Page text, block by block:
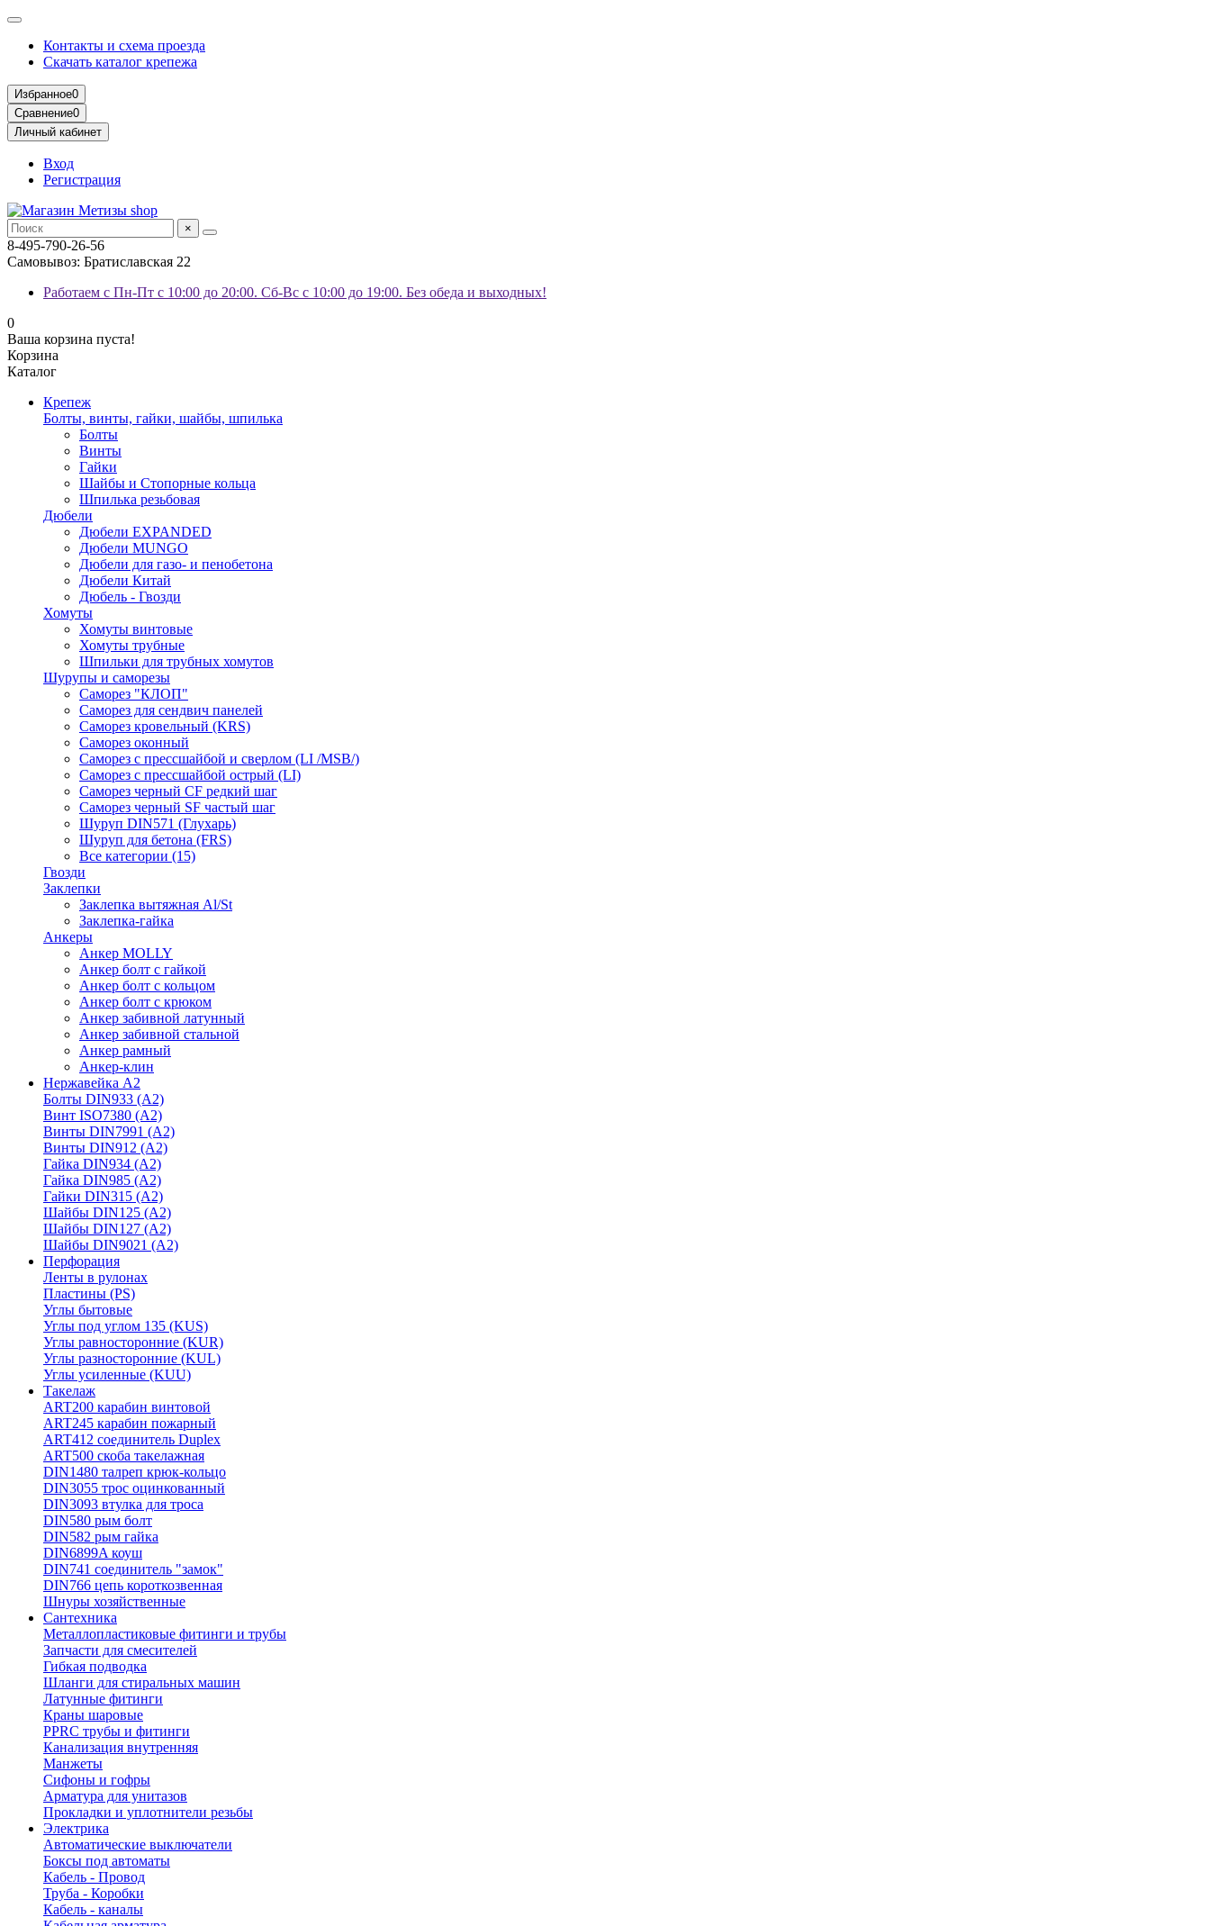
Контакты и схема проезда
Скачать каталог крепежа
Избранное0
Сравнение0
Личный кабинет
Вход
Регистрация
×
8-495-790-26-56
Самовывоз: Братиславская 22
Работаем с Пн-Пт с 10:00 до 20:00. Сб-Вс с 10:00 до 19:00. Без обеда и выходных!
0
Ваша корзина пуста!
Корзина
Каталог
Крепеж
Болты, винты, гайки, шайбы, шпилька
Болты
Винты
Гайки
Шайбы и Стопорные кольца
Шпилька резьбовая
Дюбели
Дюбели EXPANDED
Дюбели MUNGO
Дюбели для газо- и пенобетона
Дюбели Китай
Дюбель - Гвозди
Хомуты
Хомуты винтовые
Хомуты трубные
Шпильки для трубных хомутов
Шурупы и саморезы
Саморез "КЛОП"
Саморез для сендвич панелей
Саморез кровельный (KRS)
Саморез оконный
Саморез с прессшайбой и сверлом (LI /MSB/)
Саморез с прессшайбой острый (LI)
Саморез черный CF редкий шаг
Саморез черный SF частый шаг
Шуруп DIN571 (Глухарь)
Шуруп для бетона (FRS)
Все категории (15)
Гвозди
Заклепки
Заклепка вытяжная Al/St
Заклепка-гайка
Анкеры
Анкер MOLLY
Анкер болт с гайкой
Анкер болт с кольцом
Анкер болт с крюком
Анкер забивной латунный
Анкер забивной стальной
Анкер рамный
Анкер-клин
Нержавейка А2
Болты DIN933 (A2)
Винт ISO7380 (A2)
Винты DIN7991 (A2)
Винты DIN912 (A2)
Гайка DIN934 (A2)
Гайка DIN985 (A2)
Гайки DIN315 (A2)
Шайбы DIN125 (A2)
Шайбы DIN127 (A2)
Шайбы DIN9021 (A2)
Перфорация
Ленты в рулонах
Пластины (PS)
Углы бытовые
Углы под углом 135 (KUS)
Углы равносторонние (KUR)
Углы разносторонние (KUL)
Углы усиленные (KUU)
Такелаж
ART200 карабин винтовой
ART245 карабин пожарный
ART412 соединитель Duplex
ART500 скоба такелажная
DIN1480 талреп крюк-кольцо
DIN3055 трос оцинкованный
DIN3093 втулка для троса
DIN580 рым болт
DIN582 рым гайка
DIN6899A коуш
DIN741 соединитель "замок"
DIN766 цепь короткозвенная
Шнуры хозяйственные
Сантехника
Металлопластиковые фитинги и трубы
Запчасти для смесителей
Гибкая подводка
Шланги для стиральных машин
Латунные фитинги
Краны шаровые
PPRC трубы и фитинги
Канализация внутренняя
Манжеты
Сифоны и гофры
Арматура для унитазов
Прокладки и уплотнители резьбы
Электрика
Автоматические выключатели
Боксы под автоматы
Кабель - Провод
Труба - Коробки
Кабель - каналы